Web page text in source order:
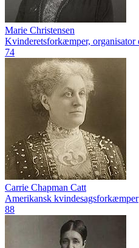
Marie Christensen
Kvinderetsforkæmper, organisator
74
Carrie Chapman Catt
Amerikansk kvindesagsforkæmper
88